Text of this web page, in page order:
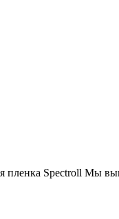
пленка Spectroll Мы